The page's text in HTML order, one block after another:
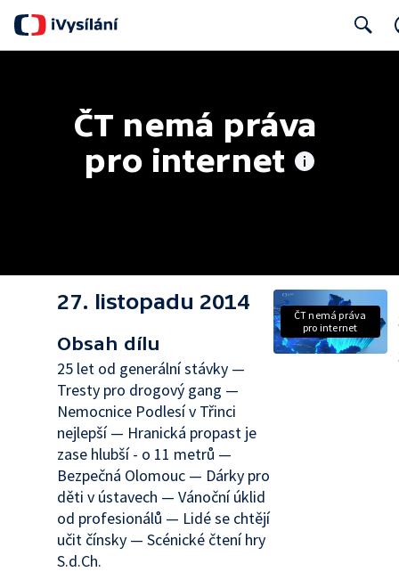
ČT nemá práva
pro internet
27. listopadu 2014
Obsah dílu
25 let od generální stávky —
Tresty pro drogový gang —
Nemocnice Podlesí v Třinci
nejlepší — Hranická propast je
zase hlubší - o 11 metrů —
Bezpečná Olomouc — Dárky pro
děti v ústavech — Vánoční úklid
od profesionálů — Lidé se chtějí
učit čínsky — Scénické čtení hry
S.d.Ch.
ČT nemá práva
pro internet